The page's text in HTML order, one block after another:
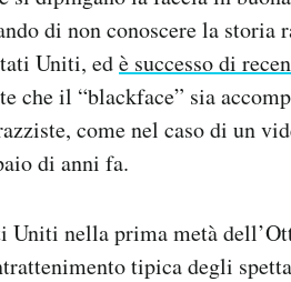
di non conoscere la storia
Uniti, edè successo di
che il “blackface” sia
come nel caso di un
di anni fa.
Uniti nella prima metà
tipica degli